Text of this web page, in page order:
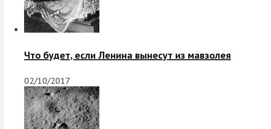
Что будет, если Ленина вынесут из мавзолея
02/10/2017